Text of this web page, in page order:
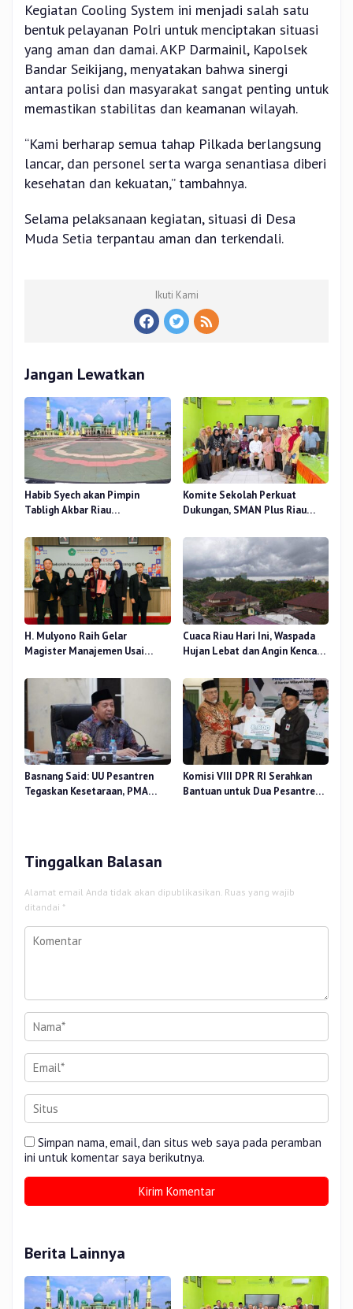
Kegiatan Cooling System ini menjadi salah satu
bentuk pelayanan Polri untuk menciptakan situasi
yang aman dan damai. AKP Darmainil, Kapolsek
Bandar Seikijang, menyatakan bahwa sinergi
antara polisi dan masyarakat sangat penting untuk
memastikan stabilitas dan keamanan wilayah.
“Kami berharap semua tahap Pilkada berlangsung
lancar, dan personel serta warga senantiasa diberi
kesehatan dan kekuatan,” tambahnya.
Selama pelaksanaan kegiatan, situasi di Desa
Muda Setia terpantau aman dan terkendali.
Ikuti Kami
Jangan Lewatkan
Habib Syech akan Pimpin
Tabligh Akbar Riau
Nur, Besok
Komite Sekolah Perkuat
Dukungan, SMAN Plus Riau
Pendidikan
H. Mulyono Raih Gelar
Magister Manajemen Usai
Terhadap Beban Kerja
Cuaca Riau Hari Ini, Waspada
Hujan Lebat dan Angin Kencang
Basnang Said: UU Pesantren
Tegaskan Kesetaraan, PMA
Komisi VIII DPR RI Serahkan
Bantuan untuk Dua Pesantren
Tinggalkan Balasan
Alamat email Anda tidak akan dipublikasikan. Ruas yang wajib
ditandai *
Simpan nama, email, dan situs web saya pada peramban
ini untuk komentar saya berikutnya.
Berita Lainnya